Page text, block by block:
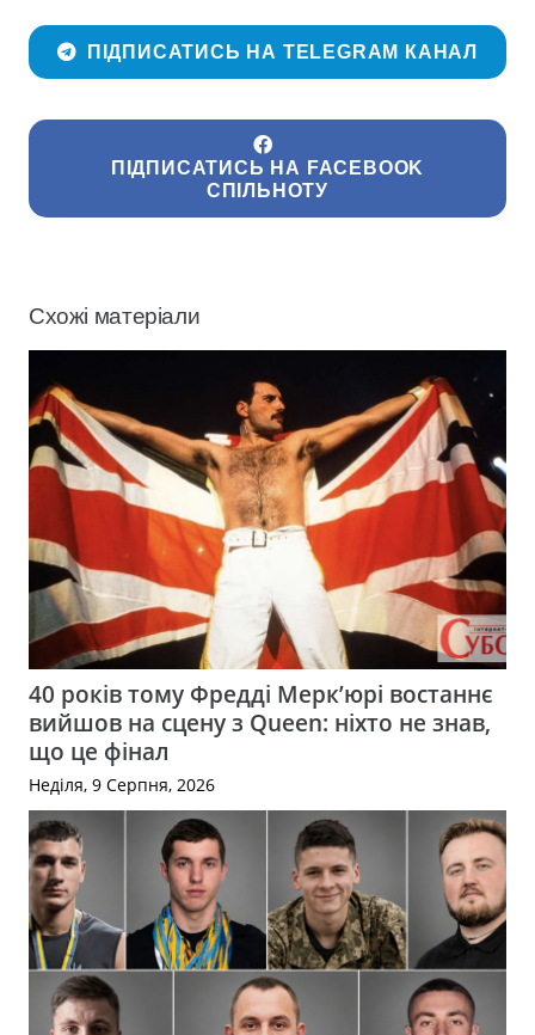
ПІДПИСАТИСЬ НА TELEGRAM КАНАЛ
ПІДПИСАТИСЬ НА FACEBOOK
СПІЛЬНОТУ
Схожі матеріали
40 років тому Фредді Мерк’юрі востаннє
вийшов на сцену з Queen: ніхто не знав,
що це фінал
Неділя, 9 Серпня, 2026